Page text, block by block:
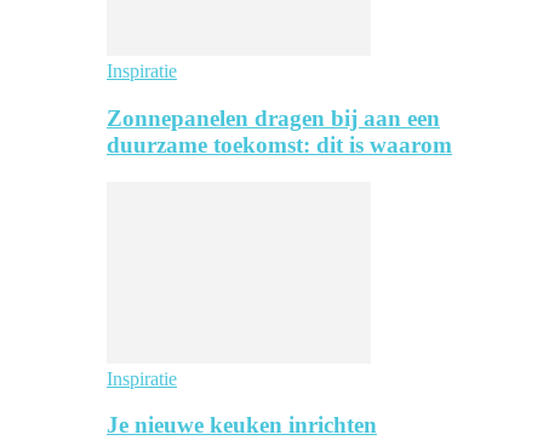
Inspiratie
Zonnepanelen dragen bij aan een
duurzame toekomst: dit is waarom
Inspiratie
Je nieuwe keuken inrichten